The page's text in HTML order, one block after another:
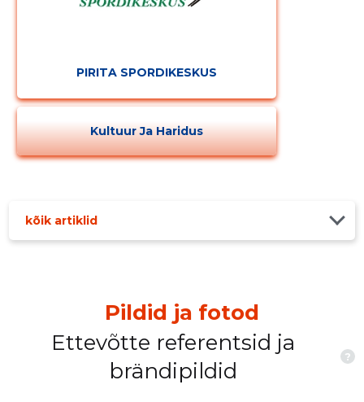
PIRITA SPORDIKESKUS
Kultuur Ja Haridus
kõik artiklid
Pildid ja fotod
Ettevõtte referentsid ja
brändipildid
?